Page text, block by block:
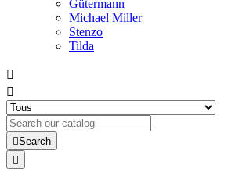
Gütermann
Michael Miller
Stenzo
Tilda


Search
